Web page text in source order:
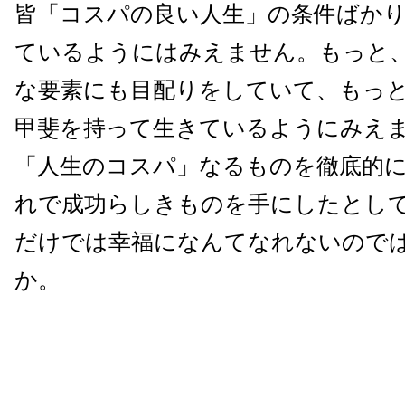
皆「コスパの良い人生」の条件ばか
ているようにはみえません。もっと
な要素にも目配りをしていて、もっ
甲斐を持って生きているようにみえ
「人生のコスパ」なるものを徹底的
れで成功らしきものを手にしたとし
だけでは幸福になんてなれないので
か。